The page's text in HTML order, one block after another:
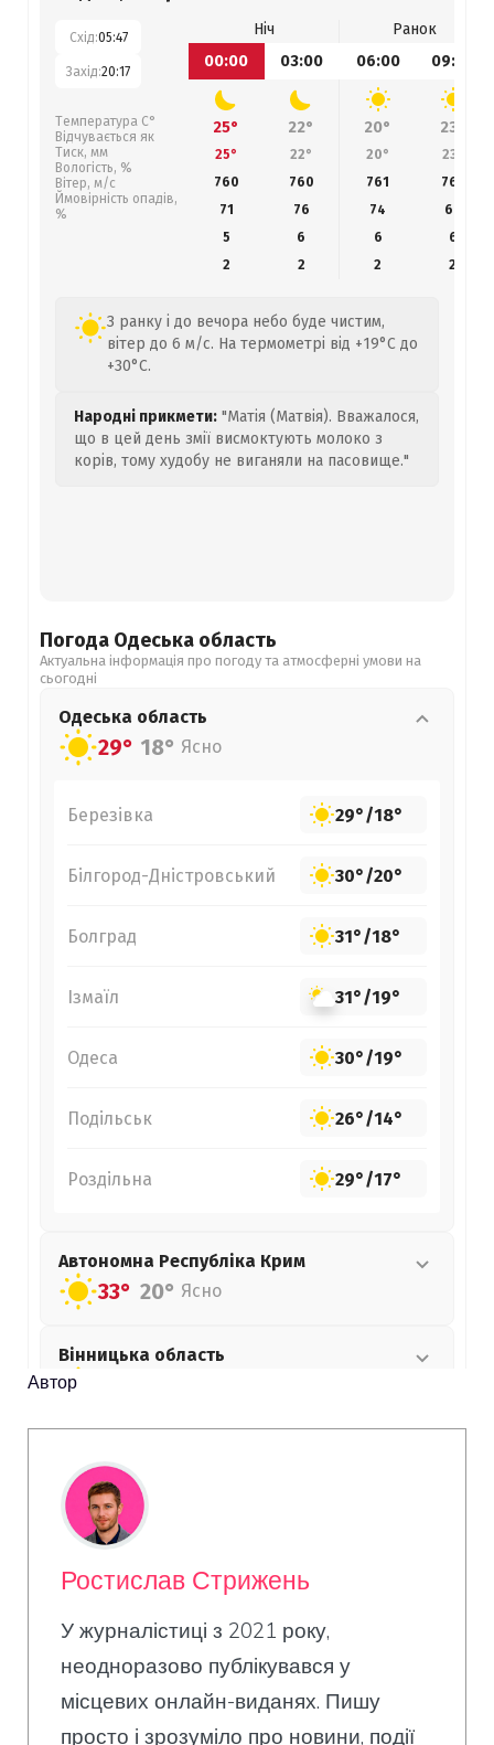
Автор
Ростислав Стрижень
У журналістиці з 2021 року,
неодноразово публікувався у
місцевих онлайн-виданях. Пишу
просто і зрозуміло про новини, події